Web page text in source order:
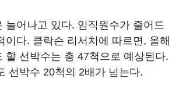
늘어나고 있다. 임직원수가 줄어드
이다. 클락슨 리서치에 따르면, 올해
할 선박수는 총 47척으로 예상된다.
선박수 20척의 2배가 넘는다.